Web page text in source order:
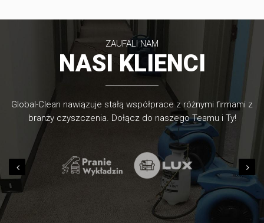
ZAUFALI NAM
NASI KLIENCI
Global-Clean nawiązuje stałą współprace z różnymi firmami z
branży czyszczenia. Dołącz do naszego Teamu i Ty!